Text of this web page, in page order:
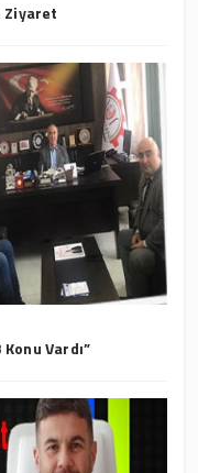
Ziyaret
Vardı”